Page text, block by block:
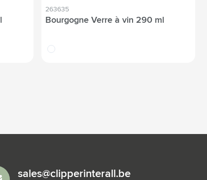
263635
Bourgogne Verre à vin 290 ml
translucide
sales@clipperinterall.be